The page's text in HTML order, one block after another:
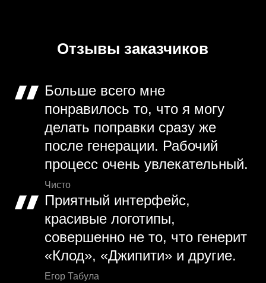
Отзывы заказчиков
Больше всего мне
понравилось то, что я могу
делать поправки сразу же
после генерации. Рабочий
процесс очень увлекательный.
Чисто
Приятный интерфейс,
красивые логотипы,
совершенно не то, что генерит
«Клод», «Джипити» и другие.
Егор Табула